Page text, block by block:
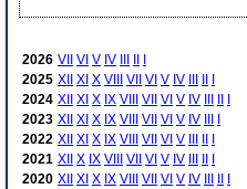
2026 VII VI V IV
2025 XII XI X VIII VII VI V IV
2024 XII XI X IX VIII VII VI V IV
2023 XII XI X IX VIII VII VI V IV
2022 XII XI X IX VIII VII VI V
2021 XII X IX VIII VII VI V IV
2020 XII XI X IX VIII VII VI V IV